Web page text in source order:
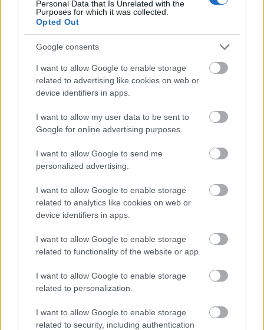
Personal Data that Is Unrelated with the
Purposes for which it was collected.
Opted Out
Google consents
I want to allow Google to enable storage
related to advertising like cookies on web or
device identifiers in apps.
I want to allow my user data to be sent to
Google for online advertising purposes.
I want to allow Google to send me
personalized advertising.
I want to allow Google to enable storage
related to analytics like cookies on web or
device identifiers in apps.
I want to allow Google to enable storage
related to functionality of the website or app.
I want to allow Google to enable storage
related to personalization.
I want to allow Google to enable storage
related to security, including authentication
GALÉRIA